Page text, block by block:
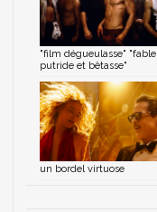
"film dégueulasse" "fable
putride et bêtasse"
un bordel virtuose